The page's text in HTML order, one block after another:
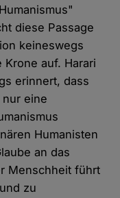
diese Passage
keineswegs
auf. Harari
erinnert, dass
eine
Humanisten
an das
Menschheit führt
zu